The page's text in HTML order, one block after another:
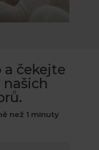
čekejte
než 1 minuty